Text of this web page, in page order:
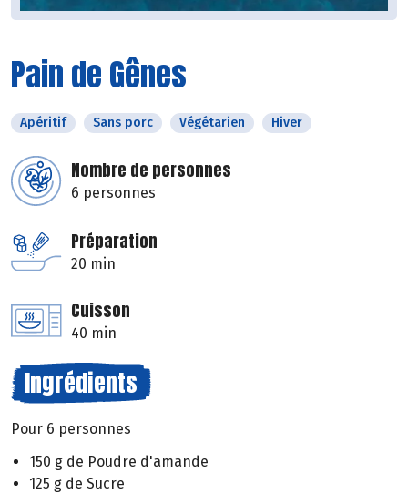
Pain de Gênes
Apéritif Sans porc Végétarien Hiver
Nombre de personnes
6 personnes
Préparation
20 min
Cuisson
40 min
Ingrédients
Pour 6 personnes
150 g de Poudre d'amande
125 g de Sucre